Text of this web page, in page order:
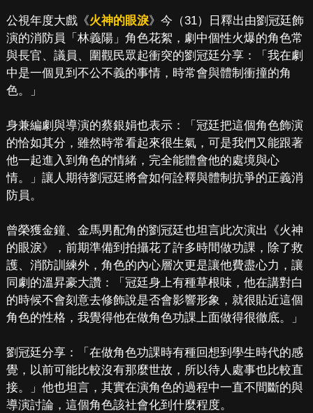
公視年度大戲《火神的眼淚》今（31）日釋出由劉冠廷飾
演的消防員「林義陽」角色花絮，劇中個性火爆的角色常
與長官、議員、圍觀民眾起衝突的劉冠廷分享：「我在劇
中是一個見到不公不義的事情，時常會與體制衝撞的角
色。」
身兼編劇與導演的蔡銀娟也表示：「冠廷把這個角色飾演
的恰如其分，雖然時常看起來很生氣，可是我們又能跟著
他一起進入到角色的情緒，完全能體會他的處境與心
情。」讓人期待劉冠廷將會如何詮釋與體制抗爭的正義消
防員。
曾榮獲金鐘、金馬男配角的劉冠廷也坦言此次演出《火神
的眼淚》，前期準備到拍攝花了許多時間做功課，除了救
護、消防訓練外，角色的內心層次更是讓他費盡心力，讓
同劇的溫昇豪大讚：「冠廷身上有種草根味，他在講對白
的時候不會刻意去修飾說是否會影響形象，就很貼近這個
角色的性格，我覺得他在做角色功課上面做得很徹底。」
劉冠廷分享：「在做角色功課時有種回想到學生時代的感
覺，以前可能比較沒有那麼世故，所以待人處事也比較直
接。」他也坦言，其實在演角色的過程中一直不間斷的與
導演討論，這個角色該社會化到什麼程度。